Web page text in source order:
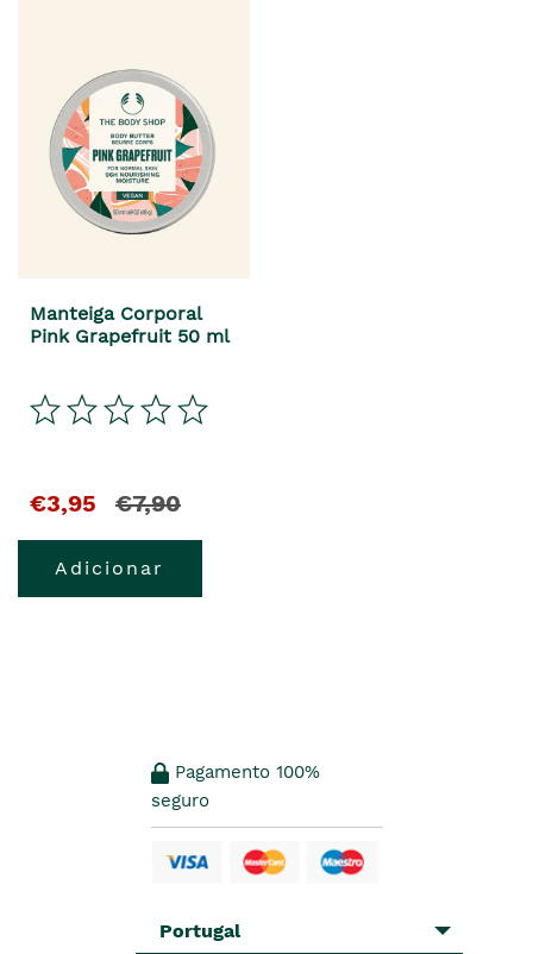
Manteiga Corporal
Pink Grapefruit 50 ml
€3,95 €7,90
Adicionar
Pagamento 100%
seguro
Portugal